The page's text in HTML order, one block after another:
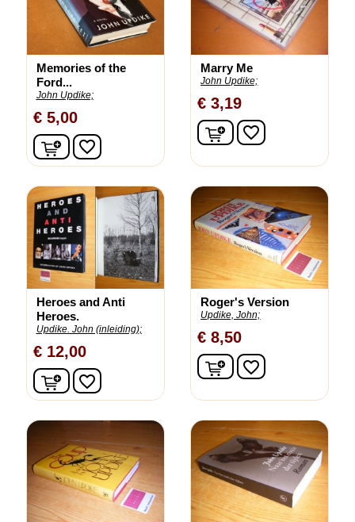
Memories of the
Ford...
John Updike;
€ 5,00
In winkelwagen
favorite_border
Marry Me
John Updike;
€ 3,19
In winkelwagen
favorite_border
Heroes and Anti
Heroes.
Updike. John (inleiding);
€ 12,00
In winkelwagen
favorite_border
Roger's Version
Updike, John;
€ 8,50
In winkelwagen
favorite_border